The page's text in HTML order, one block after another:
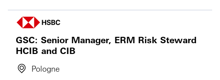
GSC: Senior Manager, ERM Risk Steward
HCIB and CIB
Pologne